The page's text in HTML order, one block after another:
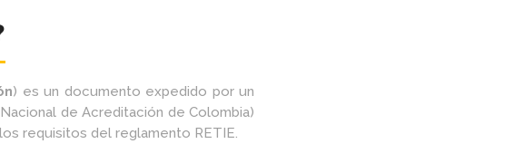
) es un documento expedido por un
de Acreditación de Colombia)
requisitos del reglamento RETIE.